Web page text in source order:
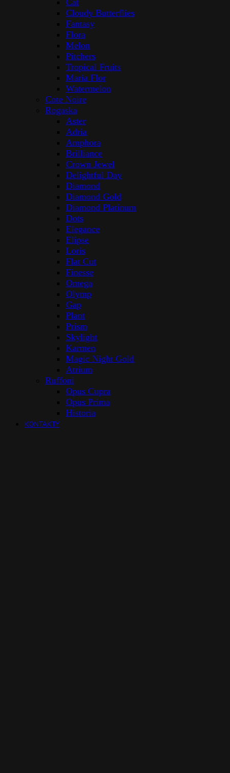
Cat
Cloudy Butterflies
Fantasy
Flora
Melon
Pitchers
Tropical Fruits
Maria Flor
Watermelon
Cote Noire
Rogaska
Aster
Adria
Amphora
Brilliance
Crown Jewel
Delightful Day
Diamond
Diamond Gold
Diamond Platinum
Dots
Elegance
Elipse
Loris
Flat Cut
Finesse
Omega
Olymp
Gap
Plant
Prism
Skylight
Karmen
Magic Night Gold
Atrium
Ruffoni
Opus Cupra
Opus Prima
Historia
KONTAKTY